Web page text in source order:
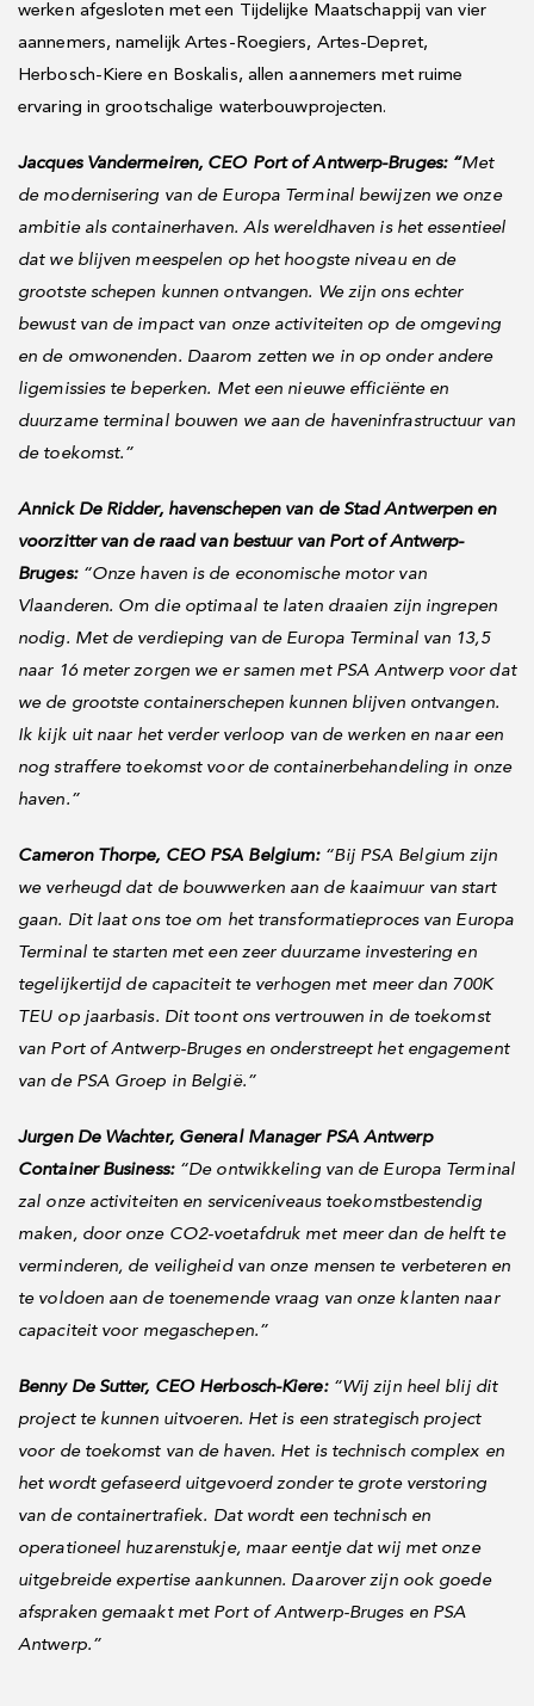
werken afgesloten met een Tijdelijke Maatschappij van vier
aannemers, namelijk Artes-Roegiers, Artes-Depret,
Herbosch-Kiere en Boskalis, allen aannemers met ruime
ervaring in grootschalige waterbouwprojecten.
Jacques Vandermeiren, CEO Port of Antwerp-Bruges: “Met
de modernisering van de Europa Terminal bewijzen we onze
ambitie als containerhaven. Als wereldhaven is het essentieel
dat we blijven meespelen op het hoogste niveau en de
grootste schepen kunnen ontvangen. We zijn ons echter
bewust van de impact van onze activiteiten op de omgeving
en de omwonenden. Daarom zetten we in op onder andere
ligemissies te beperken. Met een nieuwe efficiënte en
duurzame terminal bouwen we aan de haveninfrastructuur van
de toekomst.”
Annick De Ridder, havenschepen van de Stad Antwerpen en
voorzitter van de raad van bestuur van Port of Antwerp-
Bruges: “Onze haven is de economische motor van
Vlaanderen. Om die optimaal te laten draaien zijn ingrepen
nodig. Met de verdieping van de Europa Terminal van 13,5
naar 16 meter zorgen we er samen met PSA Antwerp voor dat
we de grootste containerschepen kunnen blijven ontvangen.
Ik kijk uit naar het verder verloop van de werken en naar een
nog straffere toekomst voor de containerbehandeling in onze
haven.”
Cameron Thorpe, CEO PSA Belgium:“Bij PSA Belgium zijn
we verheugd dat de bouwwerken aan de kaaimuur van start
gaan. Dit laat ons toe om het transformatieproces van Europa
Terminal te starten met een zeer duurzame investering en
tegelijkertijd de capaciteit te verhogen met meer dan 700K
TEU op jaarbasis. Dit toont ons vertrouwen in de toekomst
van Port of Antwerp-Bruges en onderstreept het engagement
van de PSA Groep in België.”
Jurgen De Wachter, General Manager PSA Antwerp
Container Business:“De ontwikkeling van de Europa Terminal
zal onze activiteiten en serviceniveaus toekomstbestendig
maken, door onze CO2-voetafdruk met meer dan de helft te
verminderen, de veiligheid van onze mensen te verbeteren en
te voldoen aan de toenemende vraag van onze klanten naar
capaciteit voor megaschepen.”
Benny De Sutter, CEO Herbosch-Kiere:“Wij zijn heel blij dit
project te kunnen uitvoeren. Het is een strategisch project
voor de toekomst van de haven. Het is technisch complex en
het wordt gefaseerd uitgevoerd zonder te grote verstoring
van de containertrafiek. Dat wordt een technisch en
operationeel huzarenstukje, maar eentje dat wij met onze
uitgebreide expertise aankunnen. Daarover zijn ook goede
afspraken gemaakt met Port of Antwerp-Bruges en PSA
Antwerp.”